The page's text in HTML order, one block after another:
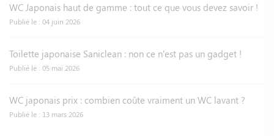
WC Japonais haut de gamme : tout ce que vous devez savoir !
Publié le : 04 juin 2026
Toilette japonaise Saniclean : non ce n’est pas un gadget !
Publié le : 05 mai 2026
WC japonais prix : combien coûte vraiment un WC lavant ?
Publié le : 13 mars 2026